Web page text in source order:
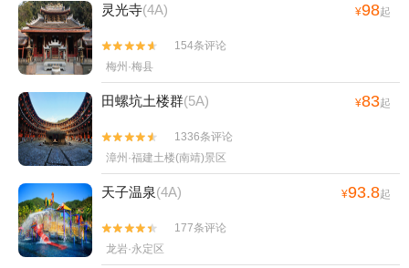
灵光寺(4A) ¥98起


154条评论
梅州·梅县
田螺坑土楼群(5A) ¥83起


1336条评论
漳州·福建土楼(南靖)景区
天子温泉(4A) ¥93.8起


177条评论
龙岩·永定区